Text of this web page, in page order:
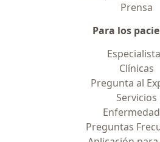
Prensa
Para los
Clínicas
Pregunta al
Servicios
Preguntas